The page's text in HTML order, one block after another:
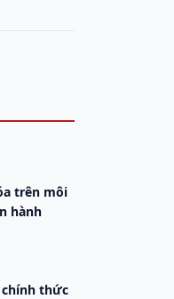
trên môi
hành
chính thức